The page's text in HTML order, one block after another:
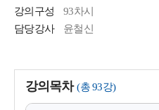
강의구성
93차시
담당강사
윤철신
강의목차 (총 93강)